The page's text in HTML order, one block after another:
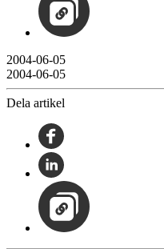
2004-06-05
2004-06-05
Dela artikel